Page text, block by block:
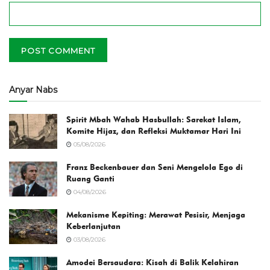
Anyar Nabs
Spirit Mbah Wahab Hasbullah: Sarekat Islam,
Komite Hijaz, dan Refleksi Muktamar Hari Ini
05/08/2026
Franz Beckenbauer dan Seni Mengelola Ego di
Ruang Ganti
04/08/2026
Mekanisme Kepiting: Merawat Pesisir, Menjaga
Keberlanjutan
03/08/2026
Amodei Bersaudara: Kisah di Balik Kelahiran